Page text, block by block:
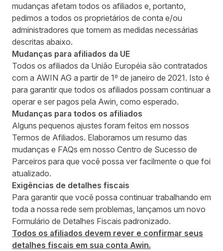
mudanças afetam todos os afiliados e, portanto,
pedimos a todos os proprietários de conta e/ou
administradores que tomem as medidas necessárias
descritas abaixo.
Mudanças para afiliados da UE
Todos os afiliados da União Européia são contratados
com a AWIN AG a partir de 1º de janeiro de 2021. Isto é
para garantir que todos os afiliados possam continuar a
operar e ser pagos pela Awin, como esperado.
Mudanças para todos os afiliados
Alguns pequenos ajustes foram feitos em nossos
Termos de Afiliados. Elaboramos um resumo das
mudanças e FAQs em nosso Centro de Sucesso de
Parceiros para que você possa ver facilmente o que foi
atualizado.
Exigências de detalhes fiscais
Para garantir que você possa continuar trabalhando em
toda a nossa rede sem problemas, lançamos um novo
Formulário de Detalhes Fiscais padronizado.
Todos os afiliados devem rever e confirmar seus
detalhes fiscais em sua conta Awin.